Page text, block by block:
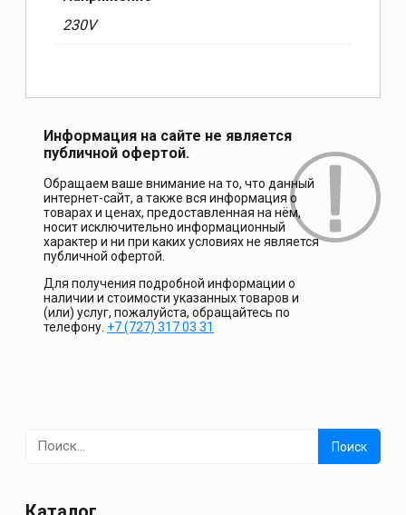
230V
Информация на сайте не является
публичной офертой.
Обращаем ваше внимание на то, что данный
интернет-сайт, а также вся информация о
товарах и ценах, предоставленная на нём,
носит исключительно информационный
характер и ни при каких условиях не является
публичной офертой.
Для получения подробной информации о
наличии и стоимости указанных товаров и
(или) услуг, пожалуйста, обращайтесь по
телефону. +7 (727) 317 03 31
Найти: